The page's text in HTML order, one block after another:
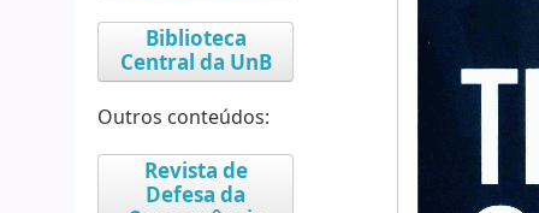
Biblioteca
Central da UnB
Outros conteúdos:
Revista de
Defesa da